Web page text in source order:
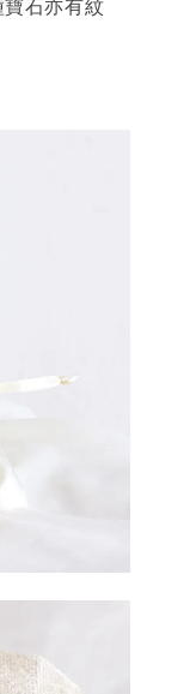
石亦有紋